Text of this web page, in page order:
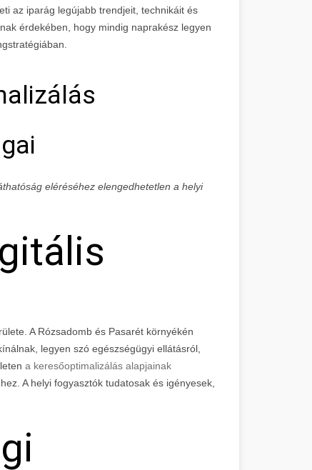
az iparág legújabb trendjeit, technikáit és
érdekében, hogy mindig naprakész legyen
eléréséhez elengedhetetlen a helyi
A Rózsadomb és Pasarét környékén
legyen szó egészségügyi ellátásról,
a keresőoptimalizálás alapjainak
A helyi fogyasztók tudatosak és igényesek,